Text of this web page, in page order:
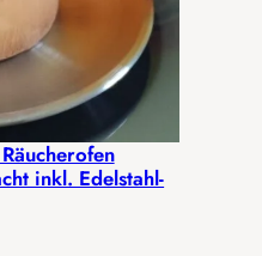
inkl. Edelstahl-